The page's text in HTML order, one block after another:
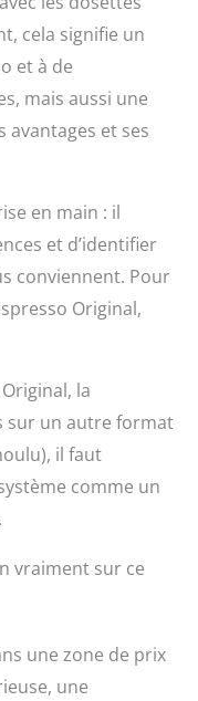
cela signifie un
et à de
mais aussi une
avantages et ses
en main : il
et d’identifier
conviennent. Pour
Original,
la
sur un autre format
il faut
comme un
vraiment sur ce
une zone de prix
une